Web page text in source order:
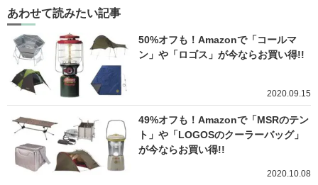
あわせて読みたい記事
50%オフも！Amazonで「コールマ
ン」や「ロゴス」が今ならお買い得!!
2020.09.15
49%オフも！Amazonで「MSRのテン
ト」や「LOGOSのクーラーバッグ」
が今ならお買い得!!
2020.10.08